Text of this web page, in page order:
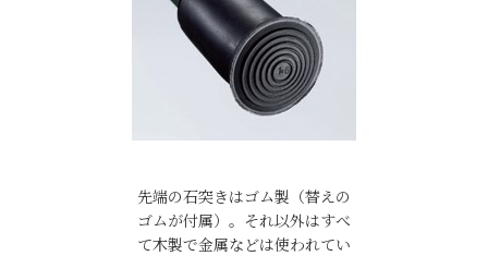
先端の石突きはゴム製（替えの
ゴムが付属）。それ以外はすべ
て木製で金属などは使われてい